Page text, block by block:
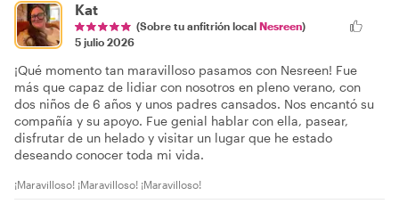
Kat
(Sobre tu anfitrión local Nesreen)
5 julio 2026
¡Qué momento tan maravilloso pasamos con Nesreen! Fue
más que capaz de lidiar con nosotros en pleno verano, con
dos niños de 6 años y unos padres cansados. Nos encantó su
compañía y su apoyo. Fue genial hablar con ella, pasear,
disfrutar de un helado y visitar un lugar que he estado
deseando conocer toda mi vida.
¡Maravilloso! ¡Maravilloso! ¡Maravilloso!